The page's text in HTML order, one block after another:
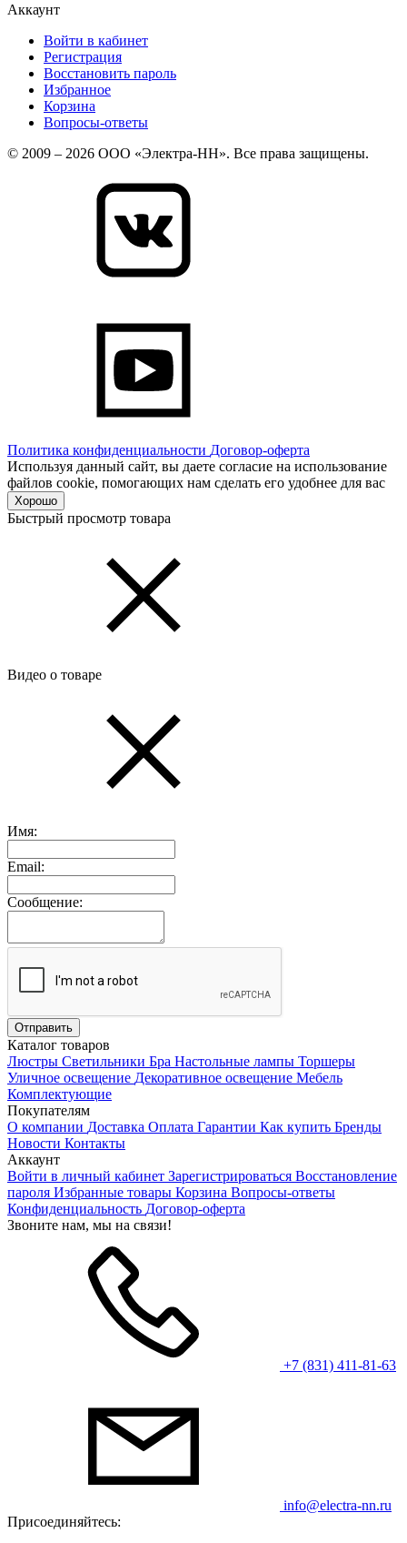
Аккаунт
Войти в кабинет
Регистрация
Восстановить пароль
Избранное
Корзина
Вопросы-ответы
© 2009 – 2026 ООО «Электра-НН». Все права защищены.
Политика конфиденциальности Договор-оферта
Используя данный сайт, вы даете согласие на использование
файлов cookie, помогающих нам сделать его удобнее для вас
Хорошо
Быстрый просмотр товара
Видео о товаре
Имя:
Email:
Сообщение:
Каталог товаров
Люстры Светильники Бра Настольные лампы Торшеры
Уличное освещение Декоративное освещение Мебель
Комплектующие
Покупателям
О компании Доставка Оплата Гарантии Как купить Бренды
Новости Контакты
Аккаунт
Войти в личный кабинет Зарегистрироваться Восстановление
пароля Избранные товары Корзина Вопросы-ответы
Конфиденциальность Договор-оферта
Звоните нам, мы на связи!
+7 (831) 411-81-63
info@electra-nn.ru
Присоединяйтесь: